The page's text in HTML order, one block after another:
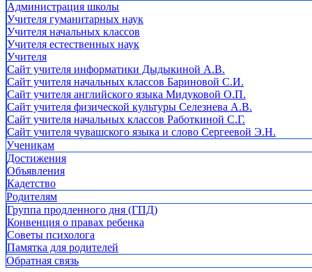
Администрация школы
Учителя гуманитарных наук
Учителя начальных классов
Учителя естественных наук
Учителя
Cайт учителя информатики Дыдыкиной А.В.
Сайт учителя начальных классов Бариновой С.И.
Сайт учителя английского языка Мидуковой О.П.
Сайт учителя физической культуры Селезнева А.В.
Сайт учителя начальных классов Работкиной С.Г.
Сайт учителя чувашского языка и слово Сергеевой Э.Н.
Ученикам
Достижения
Объявления
Кадетство
Родителям
Группа продленного дня (ГПД)
Конвенция о правах ребенка
Советы психолога
Памятка для родителей
Обратная связь